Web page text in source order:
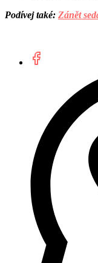
Podívej také: Zánět